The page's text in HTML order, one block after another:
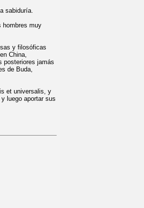
sabiduría.
hombres muy
y filosóficas
China,
posteriores jamás
de Buda,
et universalis, y
luego aportar sus